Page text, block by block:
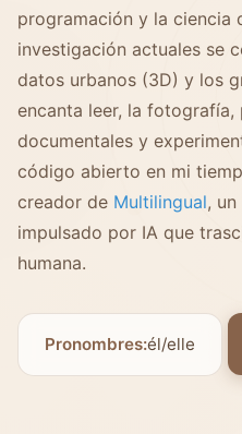
programación y la ciencia
investigación actuales se
datos urbanos (3D) y los
encanta leer, la fotografía,
documentales y
código abierto en mi
creador de Multilingual,
impulsado por IA que
humana.
Pronombres:él/elle